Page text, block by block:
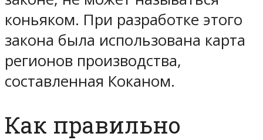
коньяком. При разработке этого
закона была использована карта
регионов производства,
составленная Коканом.
Как правильно